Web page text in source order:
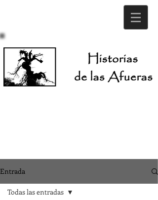
Entrada
Todas las entradas